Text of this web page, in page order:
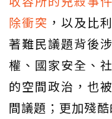
除衝突 ，以及比
著難民議題背後
權、國家安全、
的空間政治，也
間議題；更加殘